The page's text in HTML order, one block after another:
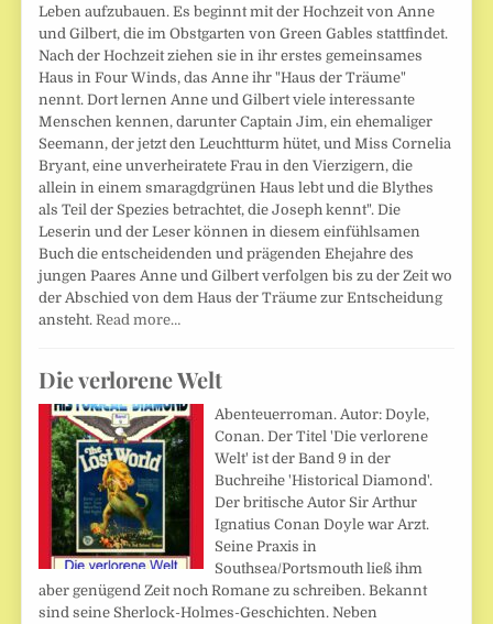
Leben aufzubauen. Es beginnt mit der Hochzeit von Anne
und Gilbert, die im Obstgarten von Green Gables stattfindet.
Nach der Hochzeit ziehen sie in ihr erstes gemeinsames
Haus in Four Winds, das Anne ihr "Haus der Träume"
nennt. Dort lernen Anne und Gilbert viele interessante
Menschen kennen, darunter Captain Jim, ein ehemaliger
Seemann, der jetzt den Leuchtturm hütet, und Miss Cornelia
Bryant, eine unverheiratete Frau in den Vierzigern, die
allein in einem smaragdgrünen Haus lebt und die Blythes
als Teil der Spezies betrachtet, die Joseph kennt". Die
Leserin und der Leser können in diesem einfühlsamen
Buch die entscheidenden und prägenden Ehejahre des
jungen Paares Anne und Gilbert verfolgen bis zu der Zeit wo
der Abschied von dem Haus der Träume zur Entscheidung
ansteht.Read more…
Die verlorene Welt
Abenteuerroman. Autor: Doyle,
Conan. Der Titel 'Die verlorene
Welt' ist der Band 9 in der
Buchreihe 'Historical Diamond'.
Der britische Autor Sir Arthur
Ignatius Conan Doyle war Arzt.
Seine Praxis in
Southsea/Portsmouth ließ ihm
aber genügend Zeit noch Romane zu schreiben. Bekannt
sind seine Sherlock-Holmes-Geschichten. Neben